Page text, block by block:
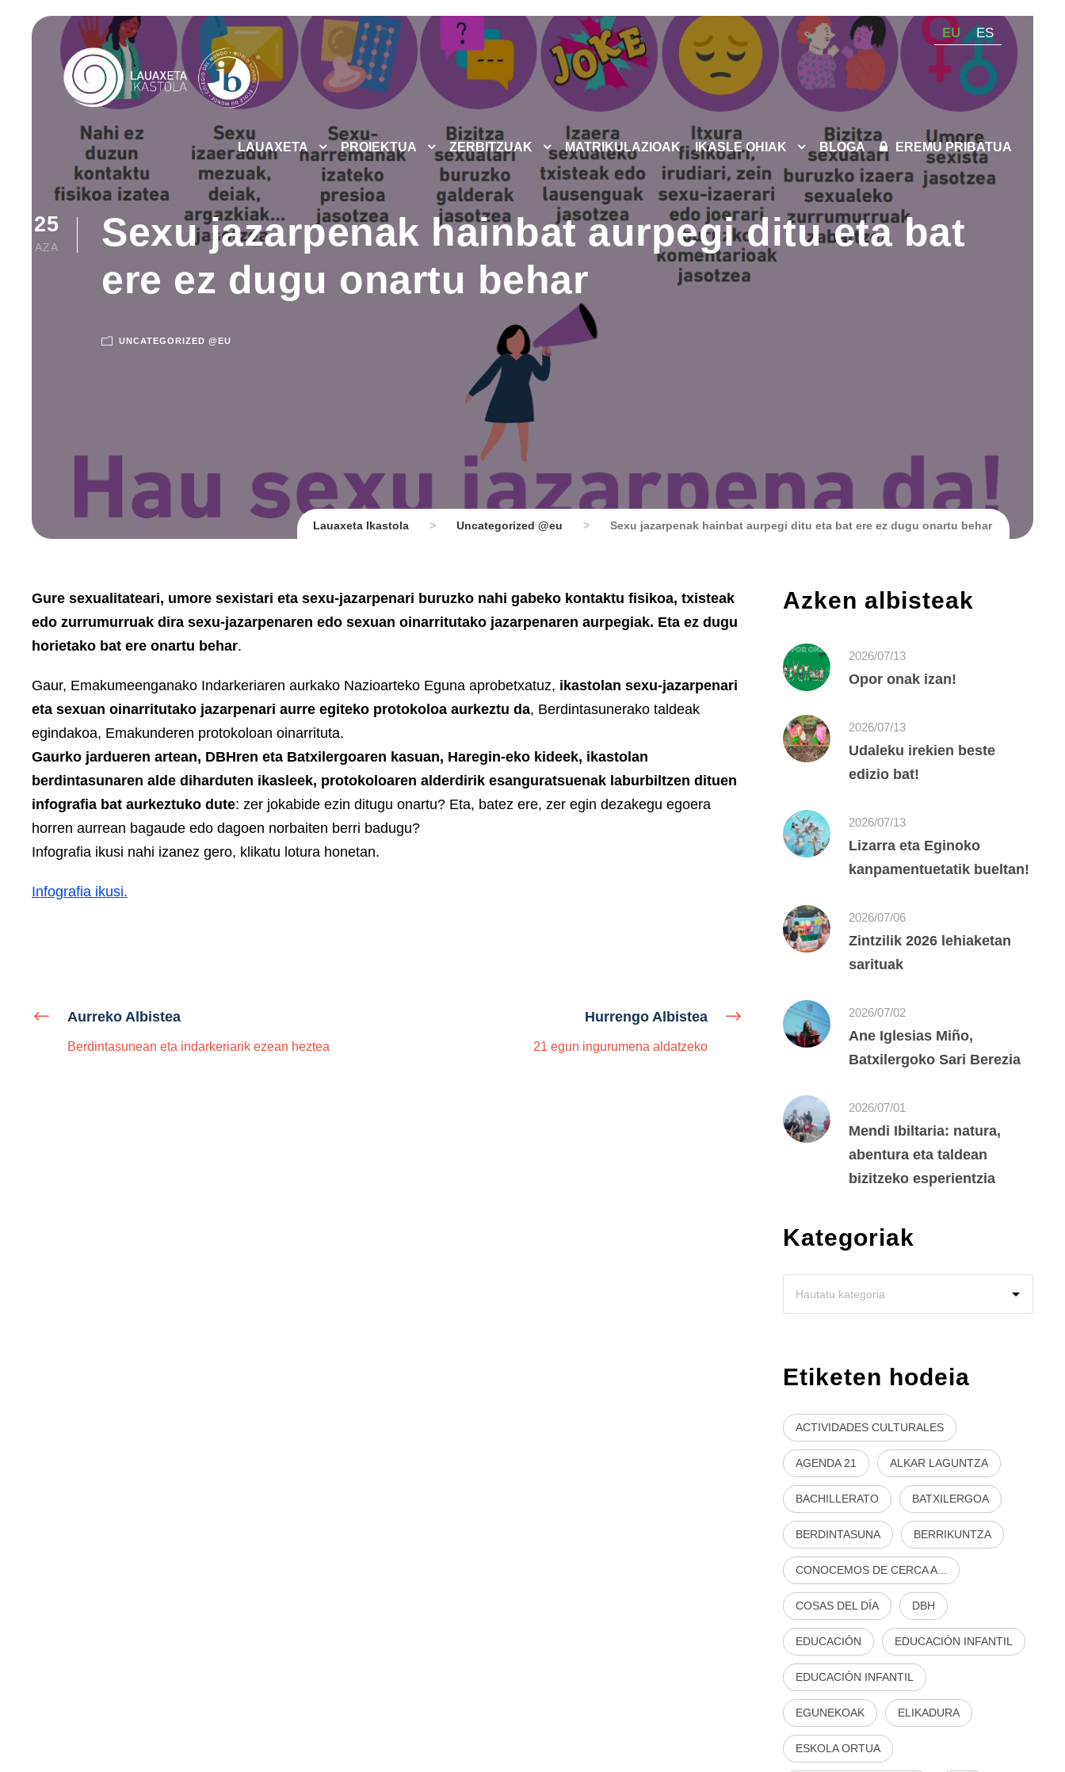
EU ES
LAUAXETA PROIEKTUA ZERBITZUAK MATRIKULAZIOAK IKASLE OHIAK BLOGA EREMU PRIBATUA
25
AZA
Sexu jazarpenak hainbat aurpegi ditu eta bat
ere ez dugu onartu behar
UNCATEGORIZED @EU
Lauaxeta Ikastola > Uncategorized @eu > Sexu jazarpenak hainbat aurpegi ditu eta bat ere ez dugu onartu behar
Gure sexualitateari, umore sexistari eta sexu-jazarpenari buruzko nahi gabeko kontaktu fisikoa, txisteak
edo zurrumurruak dira sexu-jazarpenaren edo sexuan oinarritutako jazarpenaren aurpegiak. Eta ez dugu
horietako bat ere onartu behar.
Gaur, Emakumeenganako Indarkeriaren aurkako Nazioarteko Eguna aprobetxatuz, ikastolan sexu-jazarpenari
eta sexuan oinarritutako jazarpenari aurre egiteko protokoloa aurkeztu da, Berdintasunerako taldeak
egindakoa, Emakunderen protokoloan oinarrituta.
Gaurko jardueren artean, DBHren eta Batxilergoaren kasuan, Haregin-eko kideek, ikastolan
berdintasunaren alde diharduten ikasleek, protokoloaren alderdirik esanguratsuenak laburbiltzen dituen
infografia bat aurkeztuko dute: zer jokabide ezin ditugu onartu? Eta, batez ere, zer egin dezakegu egoera
horren aurrean bagaude edo dagoen norbaiten berri badugu?
Infografia ikusi nahi izanez gero, klikatu lotura honetan.
Infografia ikusi.
Aurreko Albistea
Berdintasunean eta indarkeriarik ezean heztea
Hurrengo Albistea
21 egun ingurumena aldatzeko
Azken albisteak
2026/07/13
Opor onak izan!
2026/07/13
Udaleku irekien beste
edizio bat!
2026/07/13
Lizarra eta Eginoko
kanpamentuetatik bueltan!
2026/07/06
Zintzilik 2026 lehiaketan
sarituak
2026/07/02
Ane Iglesias Miño,
Batxilergoko Sari Berezia
2026/07/01
Mendi Ibiltaria: natura,
abentura eta taldean
bizitzeko esperientzia
Kategoriak
Etiketen hodeia
ACTIVIDADES CULTURALES
AGENDA 21 ALKAR LAGUNTZA
BACHILLERATO BATXILERGOA
BERDINTASUNA BERRIKUNTZA
CONOCEMOS DE CERCA A...
COSAS DEL DÍA DBH
EDUCACIÓN EDUCACIÓN INFANTIL
EDUCACIÓN INFANTIL
EGUNEKOAK ELIKADURA
ESKOLA ORTUA